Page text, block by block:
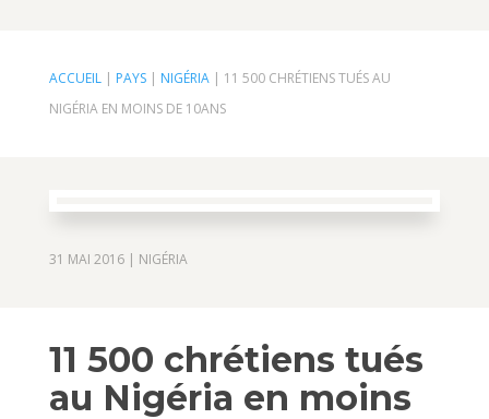
ACCUEIL| PAYS| NIGÉRIA| 11 500 CHRÉTIENS TUÉS AU
NIGÉRIA EN MOINS DE 10ANS
31 MAI 2016| NIGÉRIA
11 500 chrétiens tués
au Nigéria en moins